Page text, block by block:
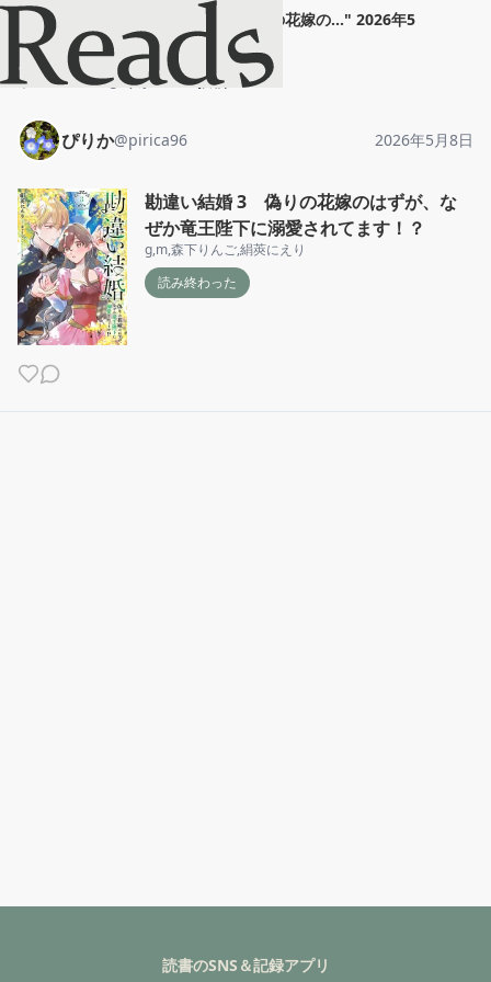
勘違い結婚 3 偽りの花嫁の..." 2026年5
月8日
ホーム
ぴりか 投稿
ぴりか@pirica96 2026年5月8日
勘違い結婚 3 偽りの花嫁のはずが、な
ぜか竜王陛下に溺愛されてます！？
g,m,森下りんご,絹莢にえり
読み終わった
読書のSNS＆記録アプリ